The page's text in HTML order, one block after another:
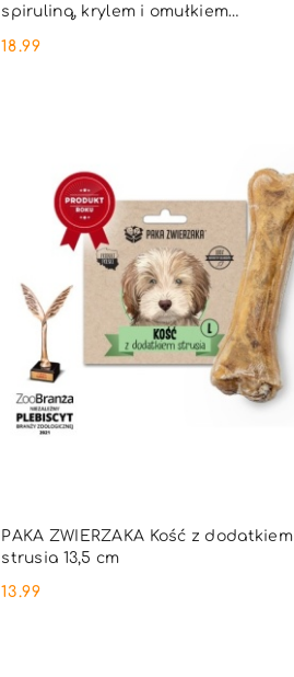
spiruliną, krylem i omułkiem
Cena:
18.99
PAKA ZWIERZAKA Kość z dodatkiem
strusia 13,5 cm
Cena:
13.99
PRODUKT NIEDOSTĘPNY